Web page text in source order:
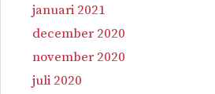
januari 2021
december 2020
november 2020
juli 2020